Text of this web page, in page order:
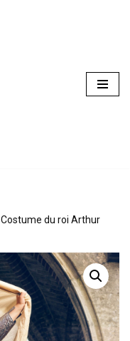
Costume du roi Arthur